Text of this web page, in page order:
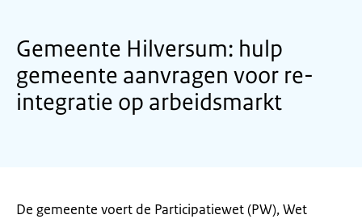
Gemeente Hilversum: hulp
gemeente aanvragen voor re-
integratie op arbeidsmarkt
De gemeente voert de Participatiewet (PW), Wet